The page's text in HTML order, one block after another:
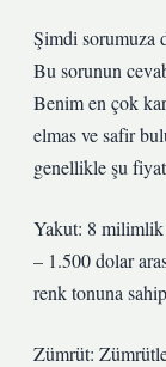
Şimdi sorumuza
Bu sorunun
Benim en çok
elmas ve safir
genellikle şu fiyat
Yakut: 8 milimlik
– 1.500 dolar
renk tonuna
Zümrüt: